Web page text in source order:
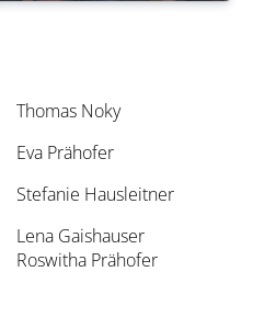
Thomas Noky
Eva Prähofer
Stefanie Hausleitner
Lena Gaishauser
Roswitha Prähofer